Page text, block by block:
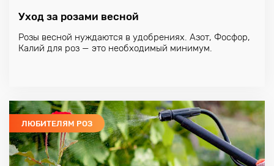
Уход за розами весной
Розы весной нуждаются в удобрениях. Азот, Фосфор,
Калий для роз — это необходимый минимум.
ЛЮБИТЕЛЯМ РОЗ